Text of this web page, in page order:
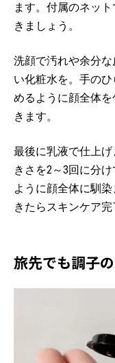
ます。付属のネッ
きましょう。
洗顔で汚れや余分
い化粧水を。手の
めるように顔全体
きます。
最後に乳液で仕上
きさを2～3回に分
ように顔全体に馴
きたらスキンケア完
旅先でも調子